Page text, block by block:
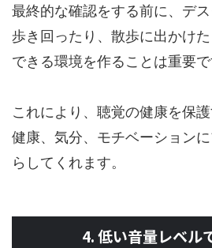
最終的な確認をする前に、デ
歩き回ったり、散歩に出かけ
できる環境を作ることは重要で
これにより、聴覚の健康を保護
健康、気分、モチベーション
らしてくれます。
4. 低い音量レベル